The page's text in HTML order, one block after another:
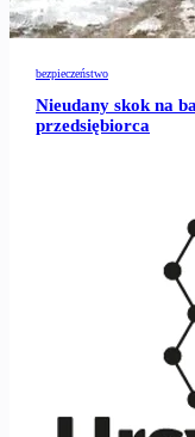
bezpieczeństwo
Nieudany skok na
przedsiębiorca